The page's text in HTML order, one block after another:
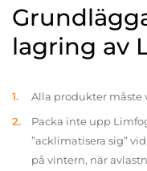
lagring av
Alla produkter måste
Packa inte upp
”acklimatisera sig”
på vintern, när